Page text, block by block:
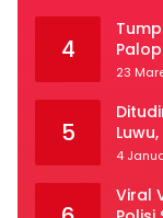
4
23
5
4
Viral